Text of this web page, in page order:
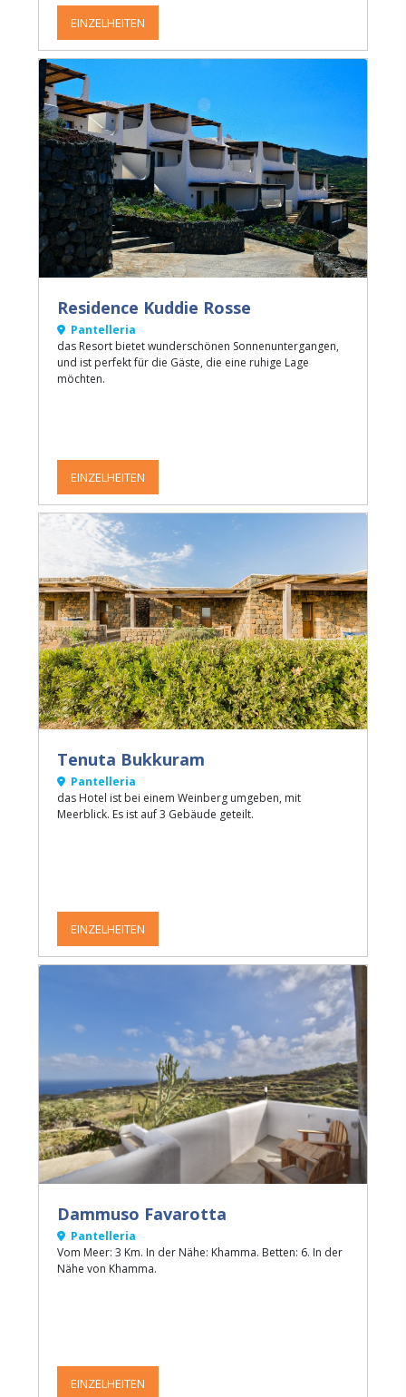
EINZELHEITEN
Residence Kuddie Rosse
Pantelleria
das Resort bietet wunderschönen Sonnenuntergangen,
und ist perfekt für die Gäste, die eine ruhige Lage
möchten.
EINZELHEITEN
Tenuta Bukkuram
Pantelleria
das Hotel ist bei einem Weinberg umgeben, mit
Meerblick. Es ist auf 3 Gebäude geteilt.
EINZELHEITEN
Dammuso Favarotta
Pantelleria
Vom Meer: 3 Km. In der Nähe: Khamma. Betten: 6. In der
Nähe von Khamma.
EINZELHEITEN